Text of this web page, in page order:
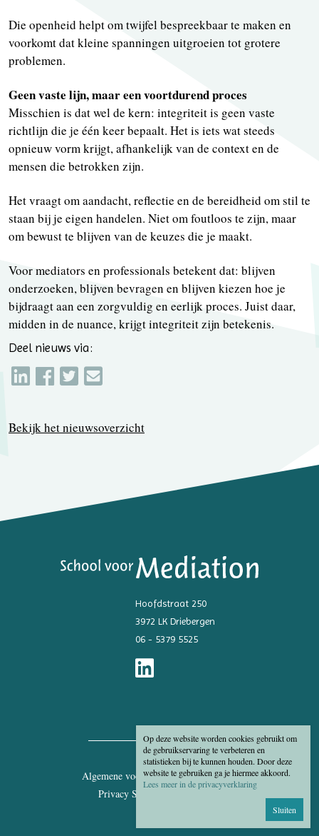
Op deze website worden cookies gebruikt om
de gebruikservaring te verbeteren en
statistieken bij te kunnen houden. Door deze
website te gebruiken ga je hiermee akkoord.
Lees meer in de privacyverklaring
Sluiten
Die openheid helpt om twijfel bespreekbaar te maken en
voorkomt dat kleine spanningen uitgroeien tot grotere
problemen.
Geen vaste lijn, maar een voortdurend proces
Misschien is dat wel de kern: integriteit is geen vaste
richtlijn die je één keer bepaalt. Het is iets wat steeds
opnieuw vorm krijgt, afhankelijk van de context en de
mensen die betrokken zijn.
Het vraagt om aandacht, reflectie en de bereidheid om stil te
staan bij je eigen handelen. Niet om foutloos te zijn, maar
om bewust te blijven van de keuzes die je maakt.
Voor mediators en professionals betekent dat: blijven
onderzoeken, blijven bevragen en blijven kiezen hoe je
bijdraagt aan een zorgvuldig en eerlijk proces. Juist daar,
midden in de nuance, krijgt integriteit zijn betekenis.
Deel nieuws via:
Bekijk het nieuwsoverzicht
Hoofdstraat 250
3972 LK Driebergen
06 - 5379 5525
Algemene voorwaarden
Disclaimer
Privacy Statement
Cookies